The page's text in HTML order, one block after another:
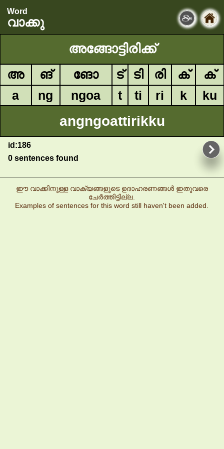
Word
വാക്കു
അങ്ങോട്ടിരിക്ക്
അ ങ് ങോ ട് ടി രി ക്
ക്
a
ng ngoa t ti ri k ku
angngoattirikku
id:186
0 sentences found
ഈ വാക്കിനുള്ള വാക്യങ്ങളുടെ ഉദാഹരണങ്ങൾ ഇതുവരെ
ചേർത്തിട്ടില്ല.
Examples of sentences for this word still haven't been added.